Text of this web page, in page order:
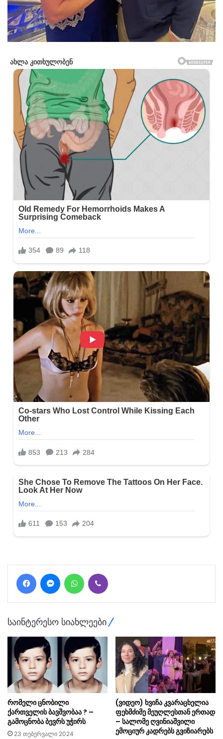
FacebookMessengerWhatsApp
საინტერესო სიახლეები
რომელი ცნობილი
ქართველის ბავშვობაა ? –
გამოცნობა ბევრს უჭირს
23 თებერვალი 2024
(ვიდეო) ხვიჩა კვარაცხელია
ფეხმძიმე მეუღლესთან ერთად
– სალომე ღვინიაშვილი
ემოციურ კადრებს გვიზიარებს